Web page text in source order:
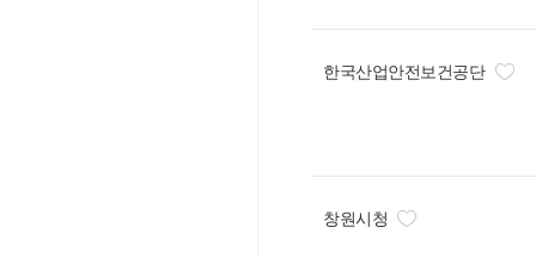
한국산업안전보건공단
창원시청